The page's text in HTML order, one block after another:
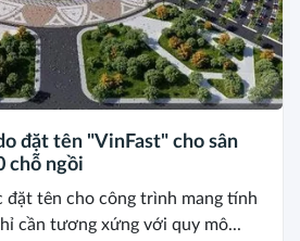
đặt tên "VinFast" cho sân
chỗ ngồi
đặt tên cho công trình mang tính
cần tương xứng với quy mô...